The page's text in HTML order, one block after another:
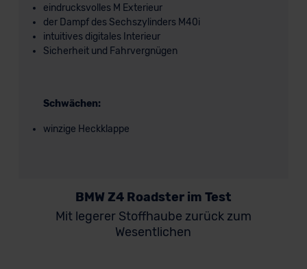
eindrucksvolles M Exterieur
der Dampf des Sechszylinders M40i
intuitives digitales Interieur
Sicherheit und Fahrvergnügen
Schwächen:
winzige Heckklappe
BMW Z4 Roadster im Test
Mit legerer Stoffhaube zurück zum
Wesentlichen